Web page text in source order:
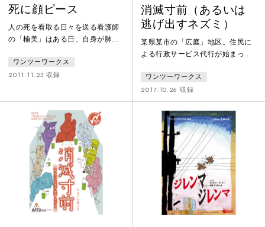
死に顔ピース
人の死を看取る日々を送る看護師
の「楠美」はある日、自身が肺癌
入院を強いられるが、そう長くな
い余命であることを悟った楠美は
宅医療」を専門とする医師「渡良
瀬」に娘の治療を託すのだが、渡
良瀬は「医療に笑いを」を信条
に、コスプレ姿で往診に来たりす
る「変わり者」だった。楠美の家
族戸惑うが、やがて患者を第一に
思う渡良瀬の
ワンツーワークス
2011.11.23 収録
消滅寸前（あるいは
逃げ出すネズミ）
某県某市の「広庭」地区。住民に
よる行政サービス代行が始まって
民委員全員が集まって今日、「こ
の先、広庭地区を存続させるか消
滅させるか」という重要な問題の
結論を出すことになったのだが、
多数決の結果はなんと、全員が
「消滅賛成」。なぜ住民委員は全
員が消滅に手を挙げたのか。――
いよいよ人口減少社会に足を踏み
入れた日本。もはやこの「自治体
消滅」の問題は絵空事ではない。
これまで当た
ワンツーワークス
2017.10.26 収録